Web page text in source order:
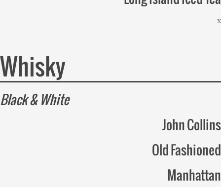
x
Whisky
Black & White
John Collins
Old Fashioned
Manhattan